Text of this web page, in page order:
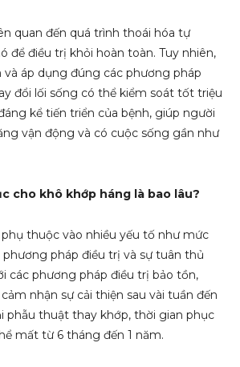
quan đến quá trình thoái hóa tự
để điều trị khỏi hoàn toàn. Tuy nhiên,
và áp dụng đúng các phương pháp
đổi lối sống có thể kiểm soát tốt triệu
kể tiến triển của bệnh, giúp người
vận động và có cuộc sống gần như
cho khô khớp háng là bao lâu?
thuộc vào nhiều yếu tố như mức
pháp điều trị và sự tuân thủ
các phương pháp điều trị bảo tồn,
nhận sự cải thiện sau vài tuần đến
phẫu thuật thay khớp, thời gian phục
mất từ 6 tháng đến 1 năm.